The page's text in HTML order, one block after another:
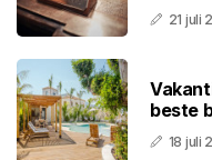
21 juli
beste
18 juli